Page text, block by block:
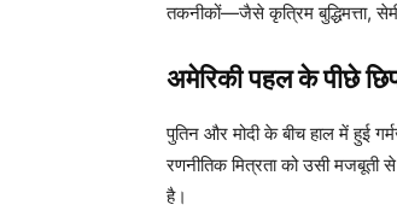
तकनीकों—जैसे कृत्रिम बुद्धिमत्ता,
अमेरिकी पहल के पीछे
पुतिन और मोदी के बीच हाल में हुई
रणनीतिक मित्रता को उसी मजबूती
है।